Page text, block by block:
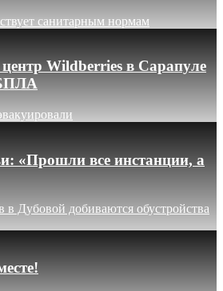
санитарным нормам
Wildberries в Сарапуле
«Прошли все инстанции, а
в Дубовой добиваются обустройства